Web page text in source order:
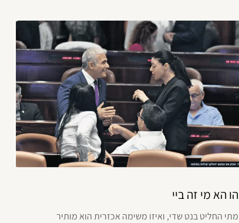
הו הא מי זה ביי
מתי החליט בנט שדי, ואיזו משימה אכזרית הוא מותיר